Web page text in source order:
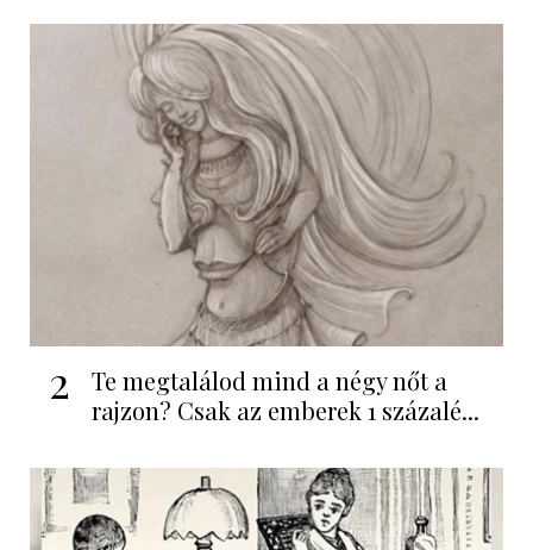
2
Te megtalálod mind a négy nőt a
rajzon? Csak az emberek 1 százalé...